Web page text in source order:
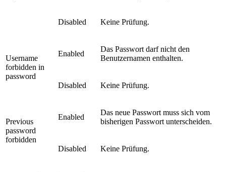
Disabled Keine Prüfung.
Username
forbidden in
password
Enabled
Das Passwort darf nicht den
Benutzernamen enthalten.
Disabled Keine Prüfung.
Previous
password
forbidden
Enabled
Das neue Passwort muss sich vom
bisherigen Passwort unterscheiden.
Disabled Keine Prüfung.